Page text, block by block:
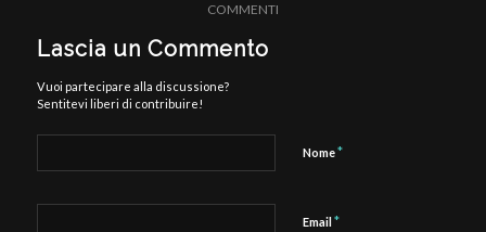
COMMENTI
Lascia un Commento
Vuoi partecipare alla discussione?
Sentitevi liberi di contribuire!
Nome*
Email *